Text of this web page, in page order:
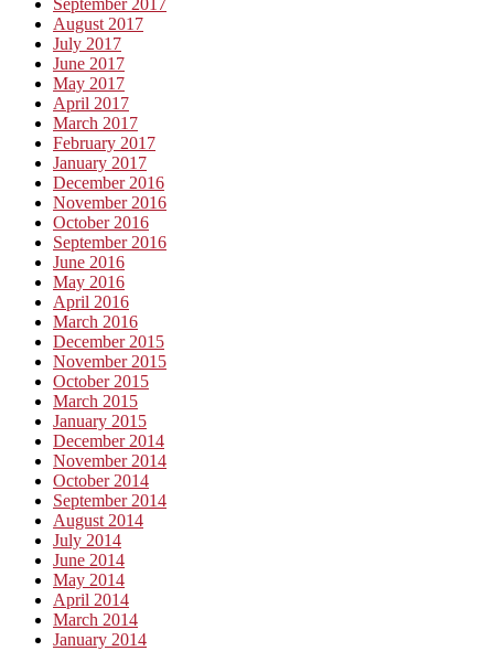
August 2017
July 2017
June 2017
May 2017
April 2017
March 2017
February 2017
January 2017
December 2016
November 2016
October 2016
September 2016
June 2016
May 2016
April 2016
March 2016
December 2015
November 2015
October 2015
March 2015
January 2015
December 2014
November 2014
October 2014
September 2014
August 2014
July 2014
June 2014
May 2014
April 2014
March 2014
January 2014